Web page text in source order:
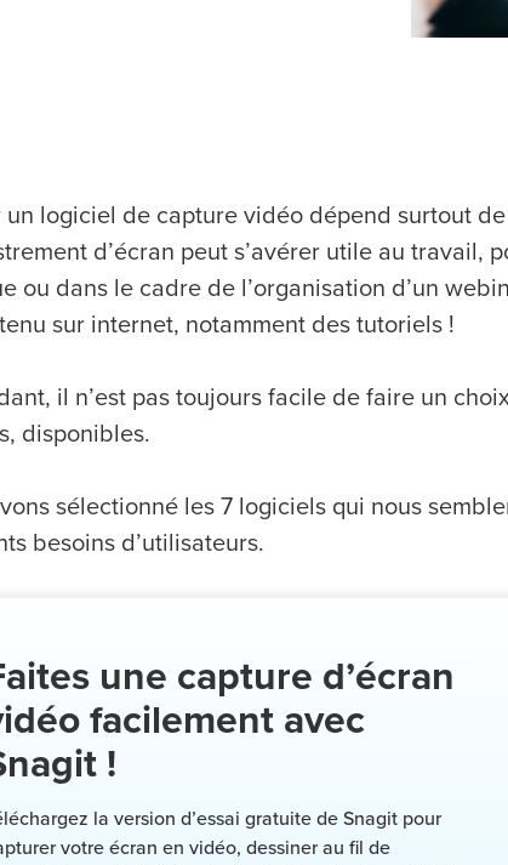
un logiciel de capture vidéo dépend surtout
d’écran peut s’avérer utile au travail,
ou dans le cadre de l’organisation d’un
sur internet, notamment des tutoriels !
il n’est pas toujours facile de faire un
disponibles.
sélectionné les 7 logiciels qui nous
besoins d’utilisateurs.
une capture d’écran
facilement avec
!
la version d’essai gratuite de Snagit pour
votre écran en vidéo, dessiner au fil de